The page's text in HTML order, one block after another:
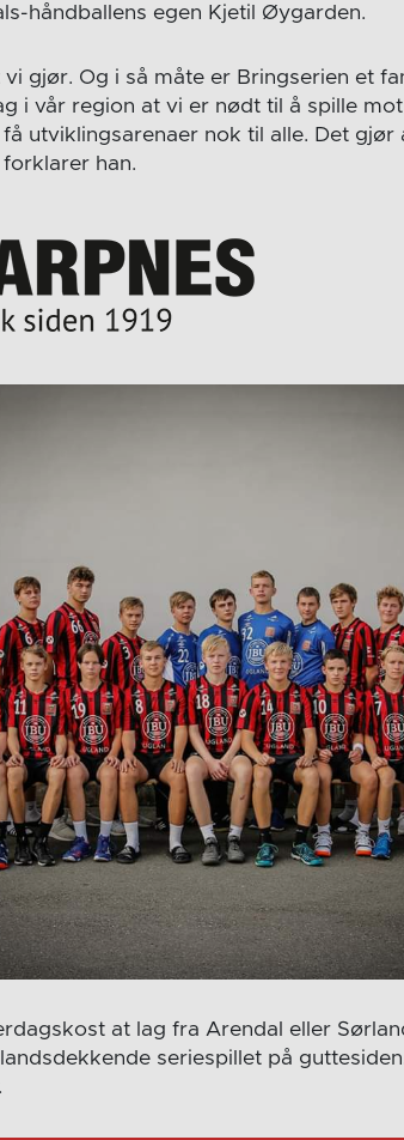
håndballens egen Kjetil Øygarden.
gjør. Og i så måte er Bringserien et
i vår region at vi er nødt til å spille
utviklingsarenaer nok til alle. Det gjør
han.
at lag fra Arendal eller
seriespillet på